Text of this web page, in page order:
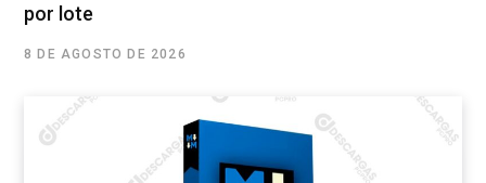
por lote
8 DE AGOSTO DE 2026